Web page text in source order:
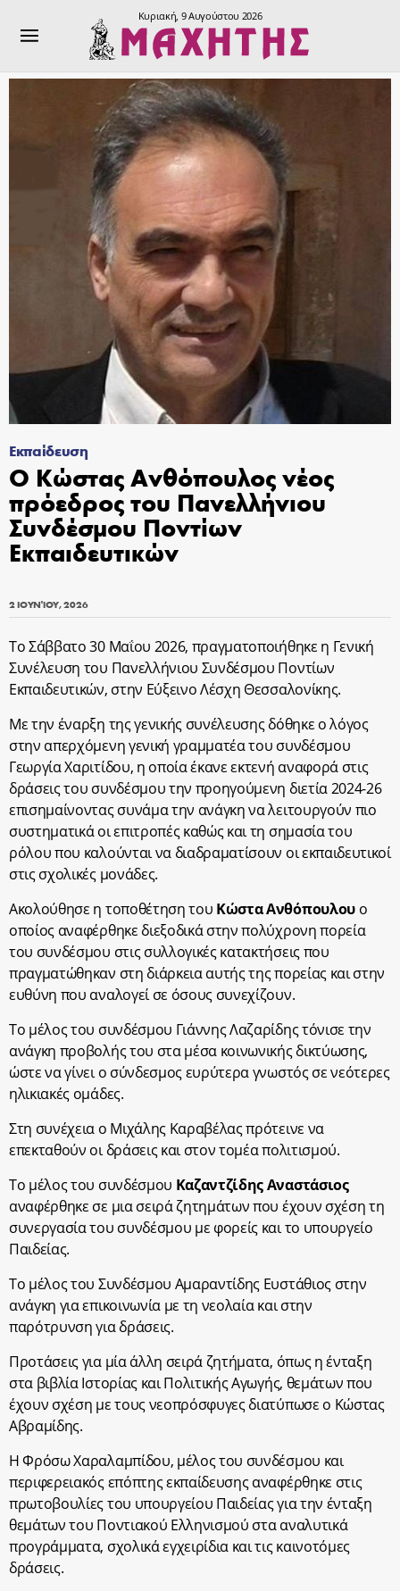
Κυριακή, 9 Αυγούστου 2026
Εκπαίδευση
Ο Κώστας Ανθόπουλος νέος
πρόεδρος του Πανελλήνιου
Συνδέσμου Ποντίων
Εκπαιδευτικών
2 ΙΟΥΝΊΟΥ, 2026
Το Σάββατο 30 Μαΐου 2026, πραγματοποιήθηκε η Γενική
Συνέλευση του Πανελλήνιου Συνδέσμου Ποντίων
Εκπαιδευτικών, στην Εύξεινο Λέσχη Θεσσαλονίκης.
Με την έναρξη της γενικής συνέλευσης δόθηκε ο λόγος
στην απερχόμενη γενική γραμματέα του συνδέσμου
Γεωργία Χαριτίδου, η οποία έκανε εκτενή αναφορά στις
δράσεις του συνδέσμου την προηγούμενη διετία 2024-26
επισημαίνοντας συνάμα την ανάγκη να λειτουργούν πιο
συστηματικά οι επιτροπές καθώς και τη σημασία του
ρόλου που καλούνται να διαδραματίσουν οι εκπαιδευτικοί
στις σχολικές μονάδες.
Ακολούθησε η τοποθέτηση του Κώστα Ανθόπουλουο
οποίος αναφέρθηκε διεξοδικά στην πολύχρονη πορεία
του συνδέσμου στις συλλογικές κατακτήσεις που
πραγματώθηκαν στη διάρκεια αυτής της πορείας και στην
ευθύνη που αναλογεί σε όσους συνεχίζουν.
Το μέλος του συνδέσμου Γιάννης Λαζαρίδης τόνισε την
ανάγκη προβολής του στα μέσα κοινωνικής δικτύωσης,
ώστε να γίνει ο σύνδεσμος ευρύτερα γνωστός σε νεότερες
ηλικιακές ομάδες.
Στη συνέχεια ο Μιχάλης Καραβέλας πρότεινε να
επεκταθούν οι δράσεις και στον τομέα πολιτισμού.
Το μέλος του συνδέσμου Καζαντζίδης Αναστάσιος
αναφέρθηκε σε μια σειρά ζητημάτων που έχουν σχέση τη
συνεργασία του συνδέσμου με φορείς και το υπουργείο
Παιδείας.
Το μέλος του Συνδέσμου Αμαραντίδης Ευστάθιος στην
ανάγκη για επικοινωνία με τη νεολαία και στην
παρότρυνση για δράσεις.
Προτάσεις για μία άλλη σειρά ζητήματα, όπως η ένταξη
στα βιβλία Ιστορίας και Πολιτικής Αγωγής, θεμάτων που
έχουν σχέση με τους νεοπρόσφυγες διατύπωσε ο Κώστας
Αβραμίδης.
Η Φρόσω Χαραλαμπίδου, μέλος του συνδέσμου και
περιφερειακός επόπτης εκπαίδευσης αναφέρθηκε στις
πρωτοβουλίες του υπουργείου Παιδείας για την ένταξη
θεμάτων του Ποντιακού Ελληνισμού στα αναλυτικά
προγράμματα, σχολικά εγχειρίδια και τις καινοτόμες
δράσεις.